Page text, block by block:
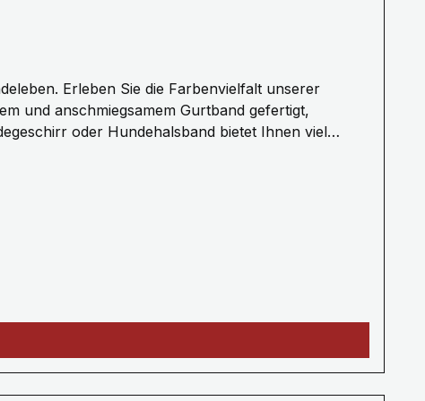
und anschmiegsamem Gurtband gefertigt,
oder Hundehalsband bietet Ihnen viel